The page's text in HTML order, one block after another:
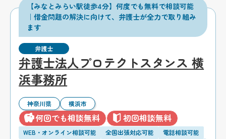
【みなとみらい駅徒歩4分】何度でも無料で相談可能
｜借金問題の解決に向けて、弁護士が全力で取り組み
ます
弁護士
弁護士法人プロテクトスタンス 横
浜事務所
神奈川県 横浜市
何回でも相談無料 初回相談無料
WEB・オンライン相談可能 全国出張対応可能
電話相談可能